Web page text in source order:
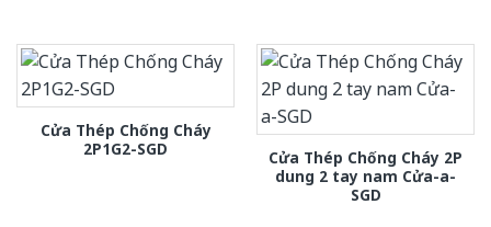
Cửa Thép Chống Cháy
2P1G2-SGD
Cửa Thép Chống Cháy 2P
dung 2 tay nam Cửa-a-
SGD